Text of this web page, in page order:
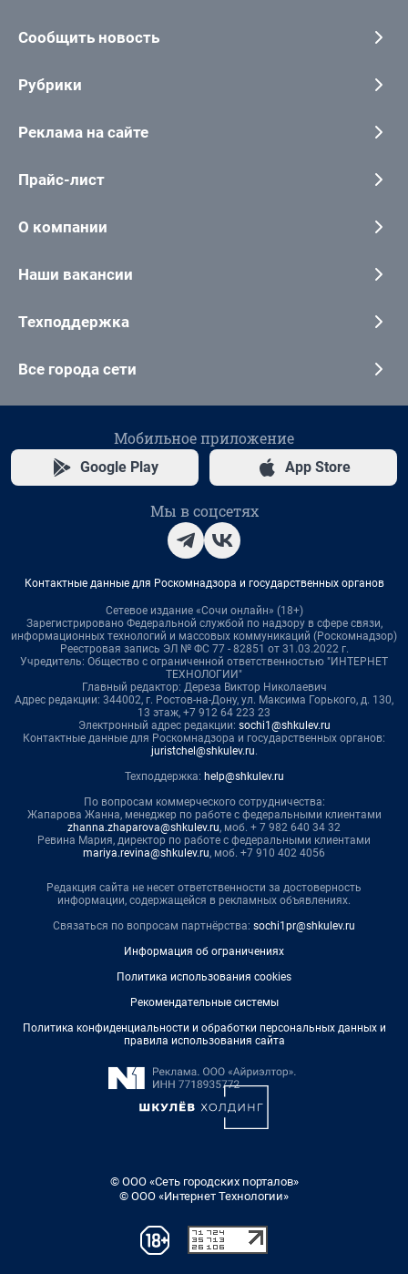
Сообщить новость
Рубрики
Реклама на сайте
Прайс-лист
О компании
Наши вакансии
Техподдержка
Все города сети
Мобильное приложение
Google Play App Store
Мы в соцсетях
Контактные данные для Роскомнадзора и государственных органов
Сетевое издание «Сочи онлайн» (18+)
Зарегистрировано Федеральной службой по надзору в сфере связи,
информационных технологий и массовых коммуникаций (Роскомнадзор)
Реестровая запись ЭЛ № ФС 77 - 82851 от 31.03.2022 г.
Учредитель: Общество с ограниченной ответственностью "ИНТЕРНЕТ
ТЕХНОЛОГИИ"
Главный редактор: Дереза Виктор Николаевич
Адрес редакции: 344002, г. Ростов-на-Дону, ул. Максима Горького, д. 130,
13 этаж, +7 912 64 223 23
Электронный адрес редакции: sochi1@shkulev.ru
Контактные данные для Роскомнадзора и государственных органов:
juristchel@shkulev.ru.
Техподдержка: help@shkulev.ru
По вопросам коммерческого сотрудничества:
Жапарова Жанна, менеджер по работе с федеральными клиентами
zhanna.zhaparova@shkulev.ru, моб. + 7 982 640 34 32
Ревина Мария, директор по работе с федеральными клиентами
mariya.revina@shkulev.ru, моб. +7 910 402 4056
Редакция сайта не несет ответственности за достоверность
информации, содержащейся в рекламных объявлениях.
Связаться по вопросам партнёрства: sochi1pr@shkulev.ru
Информация об ограничениях
Политика использования cookies
Рекомендательные системы
Политика конфиденциальности и обработки персональных данных и
правила использования сайта
© ООО «Сеть городских порталов»
© ООО «Интернет Технологии»